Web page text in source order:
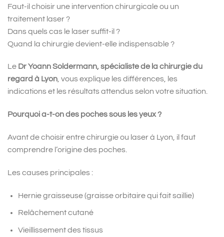
Faut-il choisir une intervention chirurgicale ou un
traitement laser ?
Dans quels cas le laser suffit-il ?
Quand la chirurgie devient-elle indispensable ?
Le Dr Yoann Soldermann, spécialiste de la chirurgie du
regard à Lyon, vous explique les différences, les
indications et les résultats attendus selon votre situation.
Pourquoi a-t-on des poches sous les yeux ?
Avant de choisir entre chirurgie ou laser à Lyon, il faut
comprendre l’origine des poches.
Les causes principales :
Hernie graisseuse (graisse orbitaire qui fait saillie)
Relâchement cutané
Vieillissement des tissus